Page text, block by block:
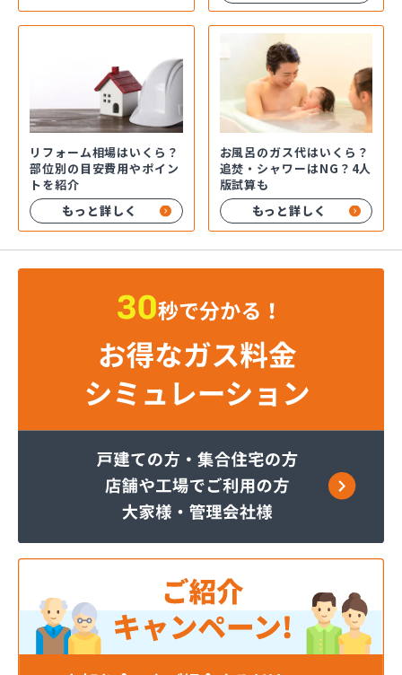
リフォーム相場はいくら？
部位別の目安費用やポイン
トを紹介
もっと詳しく
お風呂のガス代はいくら？
追焚・シャワーはNG？4人
版試算も
もっと詳しく